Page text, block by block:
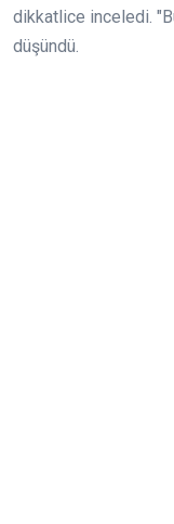
dikkatlice inceledi.
düşündü.